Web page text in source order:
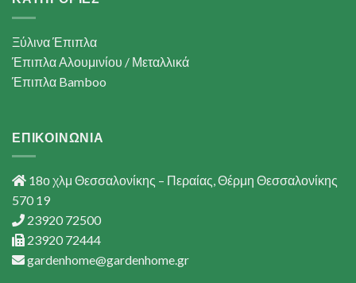
Ξύλινα Έπιπλα
Έπιπλα Αλουμινίου / Μεταλλικά
Έπιπλα Bamboo
ΕΠΙΚΟΙΝΩΝΙΑ
18ο χλμ Θεσσαλονίκης – Περαίας, Θέρμη Θεσσαλονίκης
570 19
23920 72500
23920 72444
gardenhome@gardenhome.gr